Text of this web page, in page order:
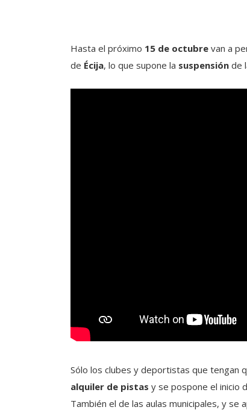
Hasta el próximo 15 de octubre van a
de Écija, lo que supone la suspensión de
Sólo los clubes y deportistas que tengan
alquiler de pistas y se pospone el inicio
También el de las aulas municipales, y se